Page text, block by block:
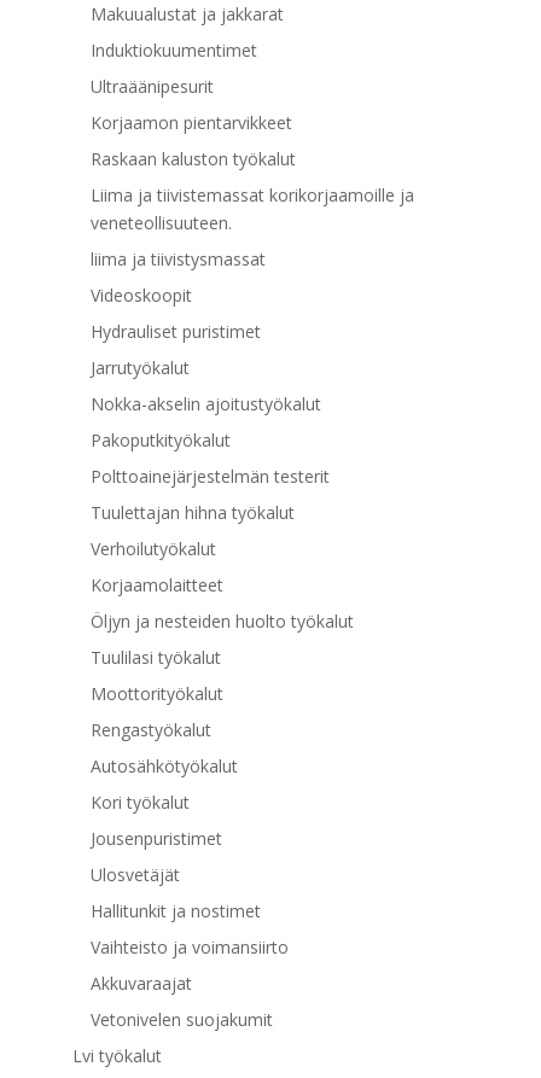
Makuualustat ja jakkarat
Induktiokuumentimet
Ultraäänipesurit
Korjaamon pientarvikkeet
Raskaan kaluston työkalut
Liima ja tiivistemassat korikorjaamoille ja
veneteollisuuteen.
liima ja tiivistysmassat
Videoskoopit
Hydrauliset puristimet
Jarrutyökalut
Nokka-akselin ajoitustyökalut
Pakoputkityökalut
Polttoainejärjestelmän testerit
Tuulettajan hihna työkalut
Verhoilutyökalut
Korjaamolaitteet
Öljyn ja nesteiden huolto työkalut
Tuulilasi työkalut
Moottorityökalut
Rengastyökalut
Autosähkötyökalut
Kori työkalut
Jousenpuristimet
Ulosvetäjät
Hallitunkit ja nostimet
Vaihteisto ja voimansiirto
Akkuvaraajat
Vetonivelen suojakumit
Lvi työkalut